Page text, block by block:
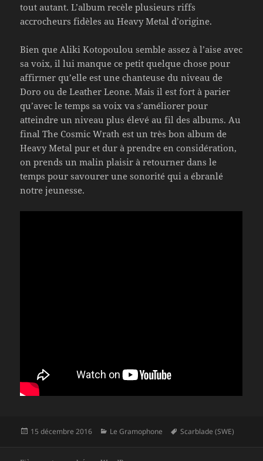
tout autant. L’album recèle plusieurs riffs
accrocheurs fidèles au Heavy Metal d’origine.
Bien que Aliki Kotopoulou semble assez à l’aise avec
sa voix, il lui manque ce petit quelque chose pour
affirmer qu’elle est une chanteuse du niveau de
Doro ou de Leather Leone. Mais il est fort à parier
qu’avec le temps sa voix va s’améliorer pour
atteindre un niveau plus élevé au fil des albums. Au
final The Cosmic Wrath est un très bon album de
Heavy Metal pur et dur à prendre en considération,
on prends un malin plaisir à retourner dans le
temps pour savourer une sonorité qui a ébranlé
notre jeunesse.
Publié
15 décembre 2016 Catégories
Le Gramophone
Mots-
Scarblade (SWE)